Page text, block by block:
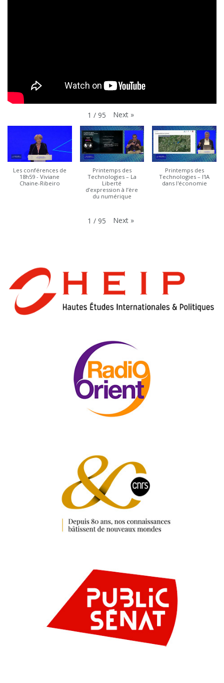
1 / 95 Next »
Les conférences de
18h59 - Viviane
Chaine-Ribeiro
Printemps des
Technologies – La
Liberté
d’expression à l’ère
du numérique
Printemps des
Technologies – l'IA
dans l'économie
1 / 95 Next »